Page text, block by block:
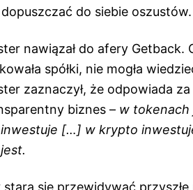
do siebie oszustów.
nawiązał do afery Getback.
spółki, nie mogła
zaznaczył, że odpowiada
biznes – w tokenach
[…] w krypto